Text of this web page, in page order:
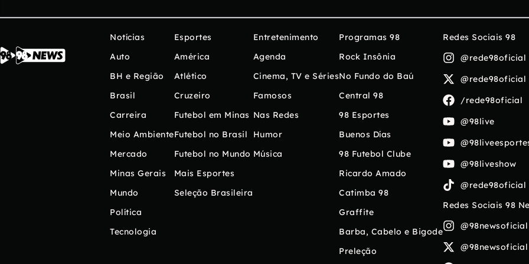
Notícias
Auto
BH e Região
Brasil
Carreira
Meio Ambiente
Mercado
Minas Gerais
Mundo
Política
Tecnologia
Esportes
América
Atlético
Cruzeiro
Futebol em Minas
Futebol no Brasil
Futebol no Mundo
Mais Esportes
Seleção Brasileira
Entretenimento
Agenda
Cinema, TV e Séries
Famosos
Nas Redes
Humor
Música
Programas 98
Rock Insônia
No Fundo do Baú
Central 98
98 Esportes
Buenos Días
98 Futebol Clube
Ricardo Amado
Catimba 98
Graffite
Barba, Cabelo e Bigode
Preleção
Redes Sociais 98
@rede98oficial
@rede98oficial
/rede98oficial
@98live
@98liveshow
@rede98oficial
Redes Sociais 98
@98newsoficial
@98newsoficial